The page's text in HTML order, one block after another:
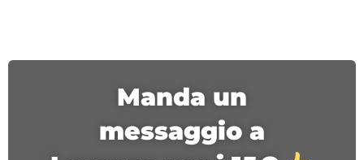
Manda un
messaggio a